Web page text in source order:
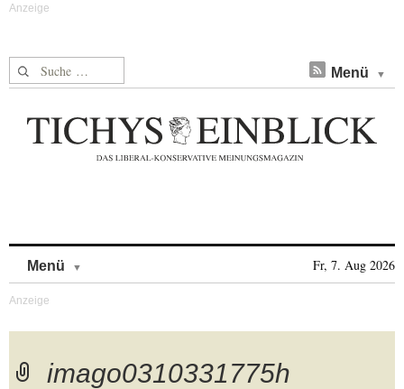
Suche nach: Menü
Menü Fr, 7. Aug 2026
imago0310331775h